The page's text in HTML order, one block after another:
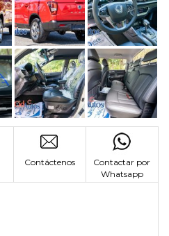
Contáctenos
Contactar por
Whatsapp